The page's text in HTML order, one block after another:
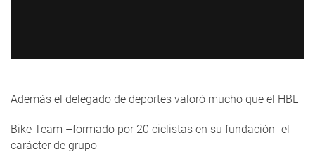
Además el delegado de deportes valoró mucho que el HBL
Bike Team –formado por 20 ciclistas en su fundación- el
carácter de grupo